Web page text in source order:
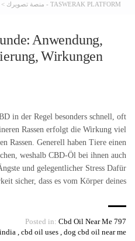
TASWERAK PLATFORM - منصة تصويرك >
Anwendung,
Wirkungen
in der Regel besonders schnell, oft
Rassen erfolgt die Wirkung viel
Rassen. Generell haben Tiere einen
weshalb CBD-Öl bei ihnen auch
und gelegentlicher Stress Dafür
sicher, dass es vom Körper deines […]
Posted in: Cbd Oil Near Me 797
, cbd oil uses , dog cbd oil near me